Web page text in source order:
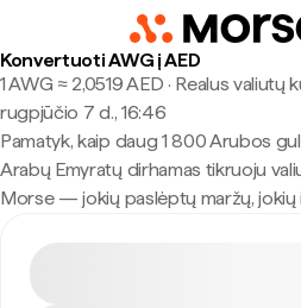
Konvertuoti AWG į AED
1 AWG ≈ 2,0519 AED · Realus valiutų
rugpjūčio 7 d., 16:46
Pamatyk, kaip daug 1 800 Arubos
Arabų Emyratų dirhamas tikruoju
Morse — jokių paslėptų maržų, jokių